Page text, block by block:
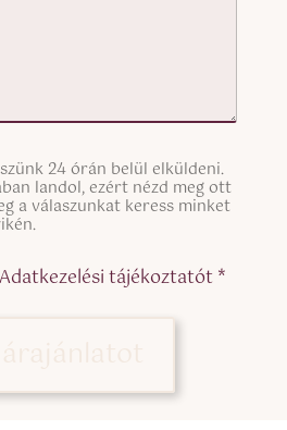
24 órán belül elküldeni.
landol, ezért nézd meg ott
a válaszunkat keress minket
Adatkezelési tájékoztatót *